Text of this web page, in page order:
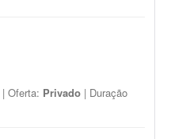
| Oferta: Privado | Duração